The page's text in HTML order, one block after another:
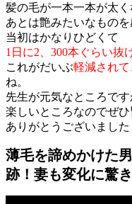
髪の毛が一本一本が太
あとは艶みたいなもの
当初はかなりひどくて
1日に2、300本ぐらい抜
これがだいぶ軽減され
ね。
先生が元気なところで
楽しいところなのでぜ
ありがとうございました
薄毛を諦めかけた
跡！妻も変化に驚き